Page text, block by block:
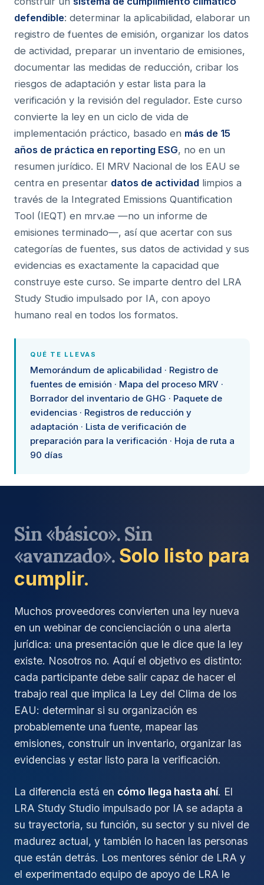
defendible: determinar la aplicabilidad, elaborar un
registro de fuentes de emisión, organizar los datos
de actividad, preparar un inventario de emisiones,
documentar las medidas de reducción, cribar los
riesgos de adaptación y estar lista para la
verificación y la revisión del regulador. Este curso
convierte la ley en un ciclo de vida de
implementación práctico, basado en más de 15
años de práctica en reporting ESG, no en un
resumen jurídico. El MRV Nacional de los EAU se
centra en presentar datos de actividad limpios a
través de la Integrated Emissions Quantification
Tool (IEQT) en mrv.ae —no un informe de
emisiones terminado—, así que acertar con sus
categorías de fuentes, sus datos de actividad y sus
evidencias es exactamente la capacidad que
construye este curso. Se imparte dentro del LRA
Study Studio impulsado por IA, con apoyo
humano real en todos los formatos.
QUÉ TE LLEVAS
Memorándum de aplicabilidad · Registro de
fuentes de emisión · Mapa del proceso MRV ·
Borrador del inventario de GHG · Paquete de
evidencias · Registros de reducción y
adaptación · Lista de verificación de
preparación para la verificación · Hoja de ruta a
90 días
Sin «básico». Sin
«avanzado». Solo listo para
cumplir.
Muchos proveedores convierten una ley nueva
en un webinar de concienciación o una alerta
jurídica: una presentación que le dice que la ley
existe. Nosotros no. Aquí el objetivo es distinto:
cada participante debe salir capaz de hacer el
trabajo real que implica la Ley del Clima de los
EAU: determinar si su organización es
probablemente una fuente, mapear las
emisiones, construir un inventario, organizar las
evidencias y estar listo para la verificación.
La diferencia está en cómo llega hasta ahí. El
LRA Study Studio impulsado por IA se adapta a
su trayectoria, su función, su sector y su nivel de
madurez actual, y también lo hacen las personas
que están detrás. Los mentores sénior de LRA y
el experimentado equipo de apoyo de LRA le